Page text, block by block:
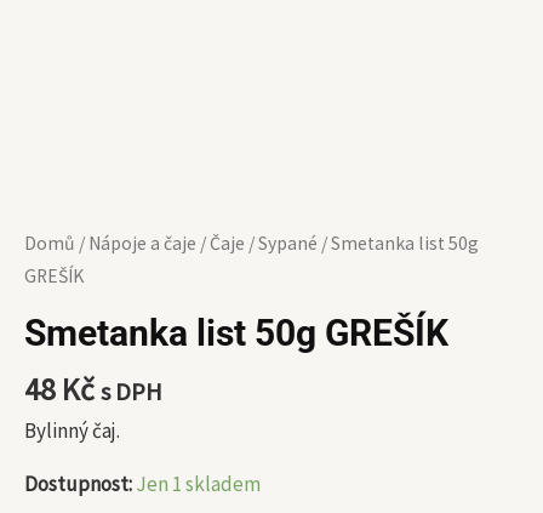
Domů / Nápoje a čaje / Čaje /Sypané / Smetanka list 50g
GREŠÍK
Smetanka list 50g GREŠÍK
48 Kčs DPH
Bylinný čaj.
Dostupnost:Jen 1 skladem